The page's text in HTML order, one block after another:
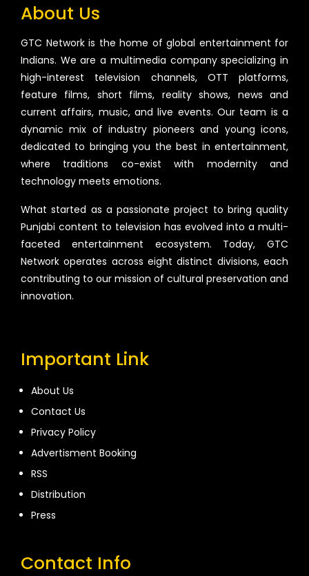
About Us
GTC Network is the home of global entertainment for
Indians. We are a multimedia company specializing in
high-interest television channels, OTT platforms,
feature films, short films, reality shows, news and
current affairs, music, and live events. Our team is a
dynamic mix of industry pioneers and young icons,
dedicated to bringing you the best in entertainment,
where traditions co-exist with modernity and
technology meets emotions.
What started as a passionate project to bring quality
Punjabi content to television has evolved into a multi-
faceted entertainment ecosystem. Today, GTC
Network operates across eight distinct divisions, each
contributing to our mission of cultural preservation and
innovation.
Important Link
About Us
Contact Us
Privacy Policy
Advertisment Booking
RSS
Distribution
Press
Contact Info